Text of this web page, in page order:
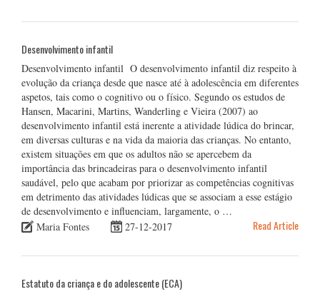
Desenvolvimento infantil
Desenvolvimento infantil O desenvolvimento infantil diz respeito à
evolução da criança desde que nasce até à adolescência em diferentes
aspetos, tais como o cognitivo ou o físico. Segundo os estudos de
Hansen, Macarini, Martins, Wanderling e Vieira (2007) ao
desenvolvimento infantil está inerente a atividade lúdica do brincar,
em diversas culturas e na vida da maioria das crianças. No entanto,
existem situações em que os adultos não se apercebem da
importância das brincadeiras para o desenvolvimento infantil
saudável, pelo que acabam por priorizar as competências cognitivas
em detrimento das atividades lúdicas que se associam a esse estágio
de desenvolvimento e influenciam, largamente, o …
Maria Fontes
27-12-2017 Read Article
Estatuto da criança e do adolescente (ECA)